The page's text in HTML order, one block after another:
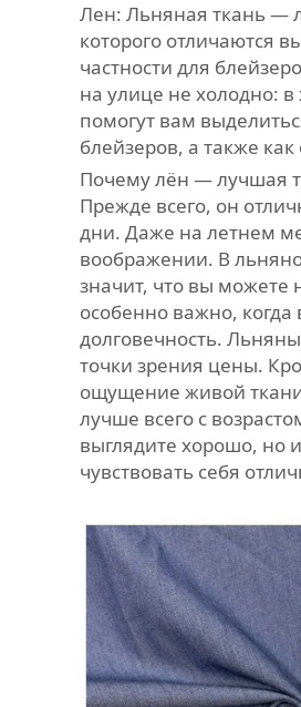
Лен: Льняная ткань —
которого отличаются
частности для
на улице не холодно:
помогут вам
блейзеров, а также
Почему лён — лучшая
Прежде всего, он
дни. Даже на летнем
воображении. В
значит, что вы можете
особенно важно,
долговечность.
точки зрения цены.
ощущение живой
лучше всего с
выглядите хорошо, но
чувствовать себя